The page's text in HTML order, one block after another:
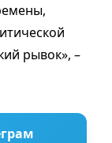
рывок», –